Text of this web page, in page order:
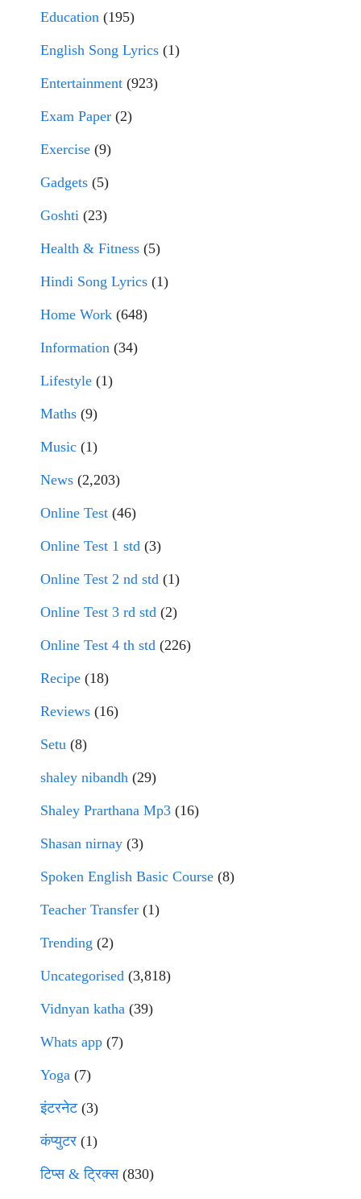
Education (195)
English Song Lyrics (1)
Entertainment (923)
Exam Paper (2)
Exercise (9)
Gadgets (5)
Goshti (23)
Health & Fitness (5)
Hindi Song Lyrics (1)
Home Work (648)
Information (34)
Lifestyle (1)
Maths (9)
Music (1)
News (2,203)
Online Test (46)
Online Test 1 std (3)
Online Test 2 nd std (1)
Online Test 3 rd std (2)
Online Test 4 th std (226)
Recipe (18)
Reviews (16)
Setu (8)
shaley nibandh (29)
Shaley Prarthana Mp3 (16)
Shasan nirnay (3)
Spoken English Basic Course (8)
Teacher Transfer (1)
Trending (2)
Uncategorised (3,818)
Vidnyan katha (39)
Whats app (7)
Yoga (7)
इंटरनेट(3)
कंप्युटर (1)
टिप्स & ट्रिक्स(830)